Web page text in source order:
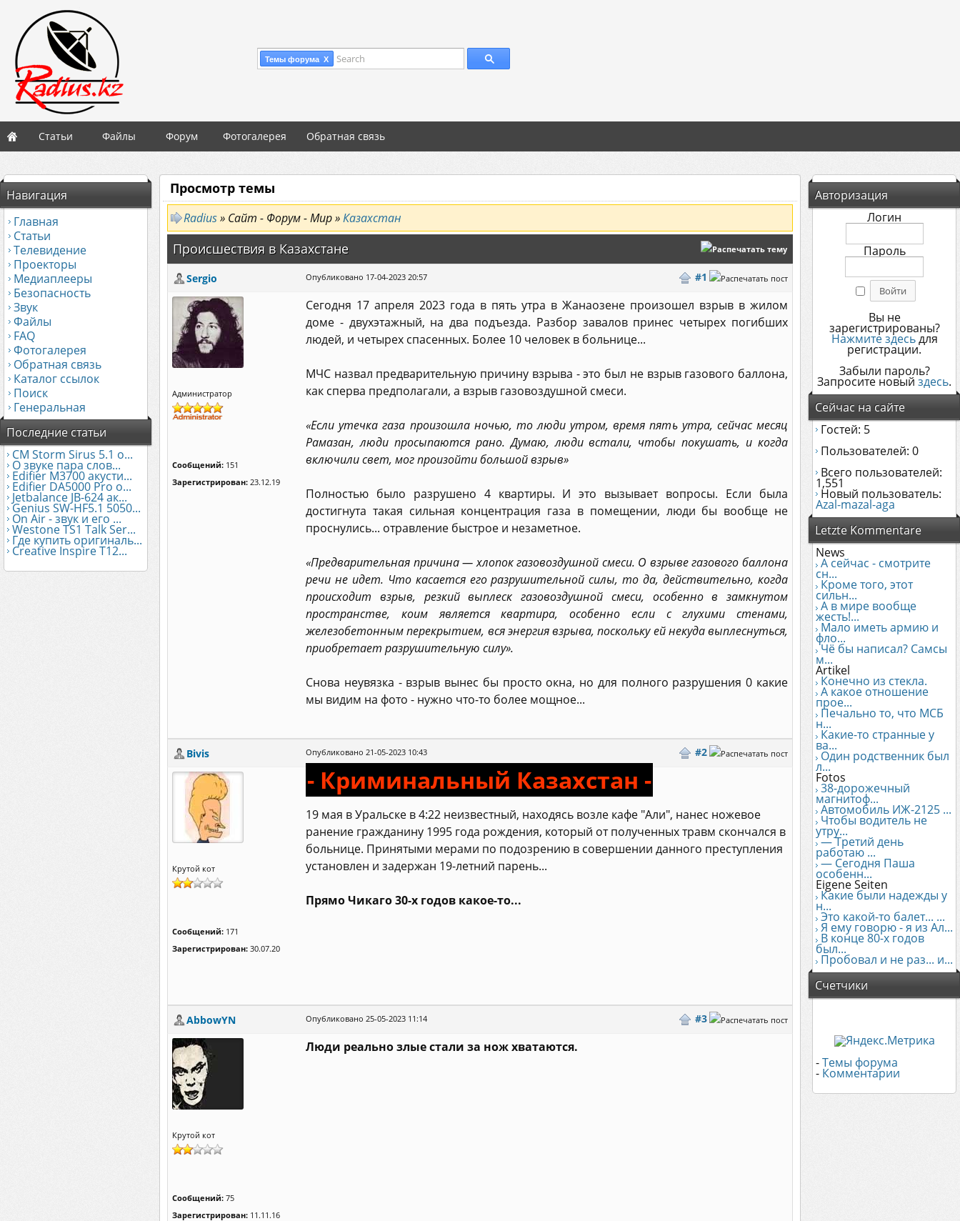
Темы форума X Search
Статьи Файлы Форум Фотогалерея Обратная связь
Навигация
Главная
Статьи
Телевидение
Проекторы
Медиаплееры
Безопасность
Звук
Файлы
FAQ
Фотогалерея
Обратная связь
Каталог ссылок
Поиск
Генеральная
Последние статьи
CM Storm Sirus 5.1 о...
О звуке пара слов...
Edifier М3700 акусти...
Edifier DA5000 Pro о...
Jetbalance JB-624 ак...
Genius SW-HF5.1 5050...
On Air - звук и его ...
Westone TS1 Talk Ser...
Где купить оригиналь...
Creative Inspire T12...
Авторизация
Логин
Пароль
Вы не
зарегистрированы?
Нажмите здесьдля
регистрации.
Забыли пароль?
Запросите новый здесь.
Сейчас на сайте
Гостей: 5
Пользователей: 0
Всего пользователей:
1,551
Новый пользователь:
Azal-mazal-aga
Letzte Kommentare
News
А сейчас - смотрите
сн...
Кроме того, этот
сильн...
А в мире вообще
жесть!...
Мало иметь армию и
фло...
Чё бы написал? Самсы
м...
Artikel
Конечно из стекла.
А какое отношение
прое...
Печально то, что МСБ
н...
Какие-то странные у
ва...
Один родственник был
л...
Fotos
38-дорожечный
магнитоф...
Автомобиль ИЖ-2125 ...
Чтобы водитель не
утру...
— Третий день
работаю ...
— Сегодня Паша
особенн...
Eigene Seiten
Какие были надежды у
н...
Это какой-то балет... ...
Я ему говорю - я из Ал...
В конце 80-х годов
был...
Пробовал и не раз... и...
Счетчики
-Темы форума
- Комментарии
Просмотр темы
Radius» Сайт - Форум - Мир »Казахстан
Происшествия в Казахстане
Sergio #1
Опубликовано 17-04-2023 20:57
Администратор
Сообщений: 151
Зарегистрирован: 23.12.19
Сегодня 17 апреля 2023 года в пять утра в Жанаозене произошел взрыв в жилом
доме - двухэтажный, на два подъезда. Разбор завалов принес четырех погибших
людей, и четырех спасенных. Более 10 человек в больнице...
МЧС назвал предварительную причину взрыва - это был не взрыв газового баллона,
как сперва предполагали, а взрыв газовоздушной смеси.
«Если утечка газа произошла ночью, то люди утром, время пять утра, сейчас месяц
Рамазан, люди просыпаются рано. Думаю, люди встали, чтобы покушать, и когда
включили свет, мог произойти большой взрыв»
Полностью было разрушено 4 квартиры. И это вызывает вопросы. Если была
достигнута такая сильная концентрация газа в помещении, люди бы вообще не
проснулись... отравление быстрое и незаметное.
«Предварительная причина — хлопок газовоздушной смеси. О взрыве газового баллона
речи не идет. Что касается его разрушительной силы, то да, действительно, когда
происходит взрыв, резкий выплеск газовоздушной смеси, особенно в замкнутом
пространстве, коим является квартира, особенно если с глухими стенами,
железобетонным перекрытием, вся энергия взрыва, поскольку ей некуда выплеснуться,
приобретает разрушительную силу».
Снова неувязка - взрыв вынес бы просто окна, но для полного разрушения 0 какие
мы видим на фото - нужно что-то более мощное...
Bivis #2
Опубликовано 21-05-2023 10:43
Крутой кот
Сообщений: 171
Зарегистрирован: 30.07.20
- Криминальный Казахстан -
19 мая в Уральске в 4:22 неизвестный, находясь возле кафе "Али", нанес ножевое
ранение гражданину 1995 года рождения, который от полученных травм скончался в
больнице. Принятыми мерами по подозрению в совершении данного преступления
установлен и задержан 19-летний парень...
Прямо Чикаго 30-х годов какое-то...
AbbowYN #3
Опубликовано 25-05-2023 11:14
Крутой кот
Сообщений: 75
Зарегистрирован: 11.11.16
Люди реально злые стали за нож хватаются.